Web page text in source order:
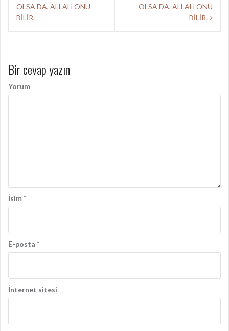
o
l
OLSA DA, ALLAH ONU
BİLİR.
OLSA DA, ALLAH ONU
BİLİR.
Bir cevap yazın
Yorum
İsim*
E-posta *
İnternet sitesi